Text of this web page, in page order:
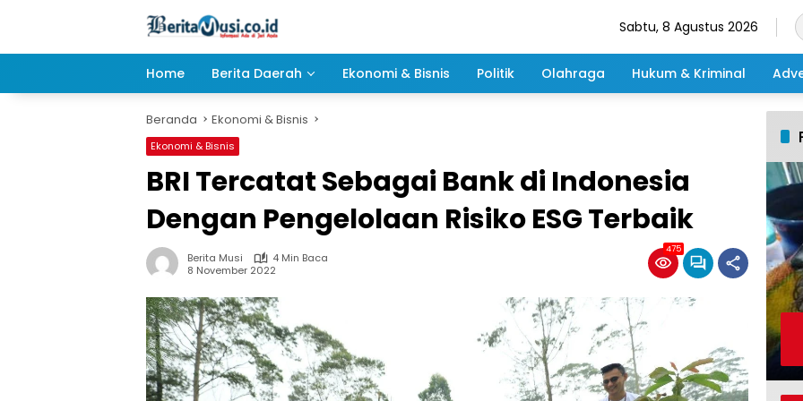
Sabtu, 8 Agustus 2026
Home Berita Daerah Ekonomi & Bisnis Politik Olahraga Hukum & Kriminal
Beranda Ekonomi & Bisnis
Ekonomi & Bisnis
BRI Tercatat Sebagai Bank di Indonesia
Dengan Pengelolaan Risiko ESG Terbaik
Berita Musi
4 Min Baca
8 November 2022
475